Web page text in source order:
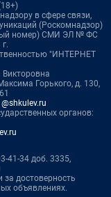
в сфере связи,
(Роскомнадзор)
номер) СМИ ЭЛ № ФС
"ИНТЕРНЕТ
Викторовна
Горького, д. 130,
органов:
41-34 доб. 3335,
за достоверность
объявлениях.